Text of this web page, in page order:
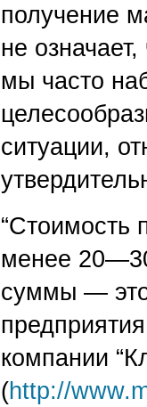
получение
не
мы часто
ситуации,
“Стоимость
менее
суммы — это
компании
(http://